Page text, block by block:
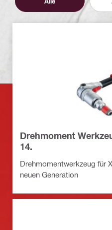
Drehmoment
14.
Drehmomentwerkzeug für
neuen Generation